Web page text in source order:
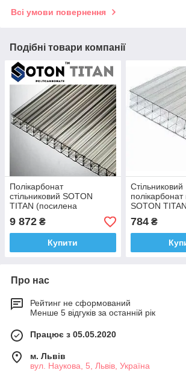
Всі умови повернення
Подібні товари компанії
Полікарбонат
стільниковий SOTON
TITAN (посилена
структура) 16мм
16х2100х6000 мм
прозорий
9 872 ₴
Купити
Стільниковий
SOTON
2100*6000
(м2)
784₴
Про нас
Рейтинг не сформований
Менше 5 відгуків за останній рік
Працює з 05.05.2020
м. Львів
вул. Наукова, 5, Львів, Україна